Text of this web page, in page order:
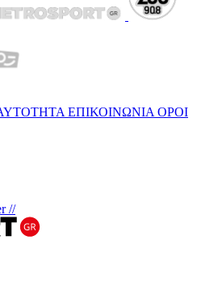
ΕΠΙΚΟΙΝΩΝΙΑ ΟΡΟΙ
//